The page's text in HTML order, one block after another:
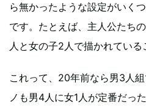
ら無かったような設定がいく
です。たとえば、主人公たち
人と女の子2人で描かれている
これって、20年前なら男3人
ノも男4人に女1人が定番だっ